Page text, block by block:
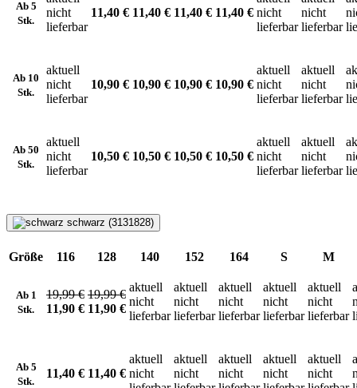
Ab 5
Stk.
nicht
lieferbar
11,40 € 11,40 € 11,40 € 11,40 € nicht
lieferbar
nicht
lieferbar
Ab 10
Stk.
aktuell
nicht
lieferbar
10,90 € 10,90 € 10,90 € 10,90 €
aktuell
nicht
lieferbar
aktuell
nicht
lieferbar
Ab 50
Stk.
aktuell
nicht
lieferbar
10,50 € 10,50 € 10,50 € 10,50 €
aktuell
nicht
lieferbar
aktuell
nicht
lieferbar
schwarz (3131828)
Größe 116 128 140 152 164 S M
Ab 1
Stk.
19,99 €
11,90 €
19,99 €
11,90 €
aktuell
nicht
lieferbar
aktuell
nicht
lieferbar
aktuell
nicht
lieferbar
aktuell
nicht
lieferbar
aktuell
nicht
lieferbar
Ab 5
Stk.
11,40 € 11,40 €
aktuell
nicht
aktuell
nicht
aktuell
nicht
aktuell
nicht
aktuell
nicht